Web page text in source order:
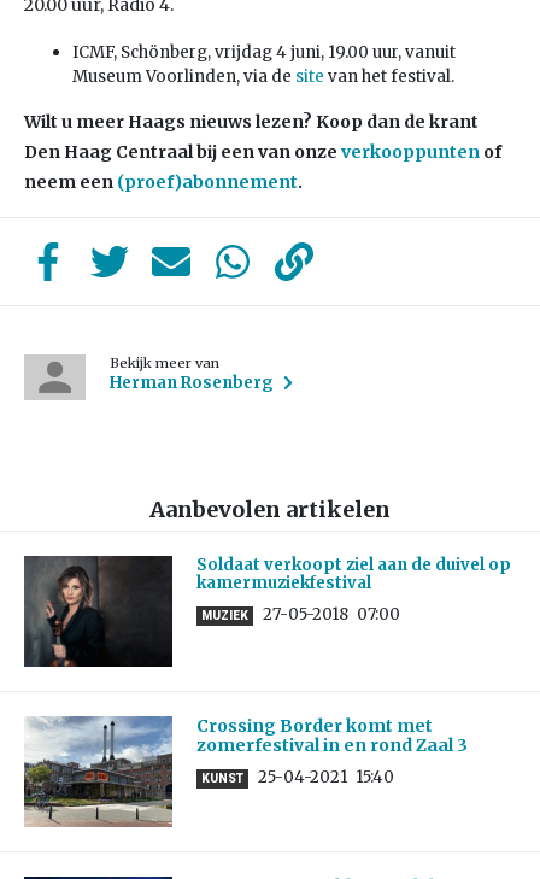
20.00 uur, Radio 4.
ICMF, Schönberg, vrijdag 4 juni, 19.00 uur, vanuit
Museum Voorlinden, via de site van het festival.
Wilt u meer Haags nieuws lezen? Koop dan de krant
Den Haag Centraal bij een van onze verkooppunten of
neem een (proef)abonnement.
Bekijk meer van
Herman Rosenberg
Aanbevolen artikelen
Soldaat verkoopt ziel aan de duivel op
kamermuziekfestival
MUZIEK 27-05-2018 07:00
Crossing Border komt met
zomerfestival in en rond Zaal 3
KUNST 25-04-2021 15:40